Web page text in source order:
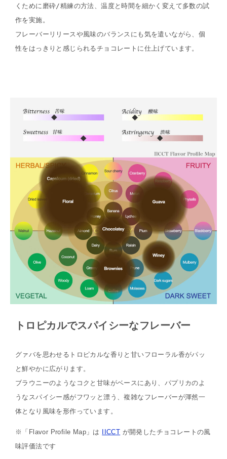
くために磨砕/精練の方法、温度と時間を細かく変えて多数の試
作を実施。
フレーバーリリースや風味のバランスにも気を遣いながら、個
性をはっきりと感じられるチョコレートに仕上げています。
トロピカルでスパイシーなフレーバー
グァバを思わせるトロピカルな香りと甘いフローラル香がパッ
と鮮やかに広がります。
ブラウニーのようなコクと甘味がベースにあり、パプリカのよ
うなスパイシー感がフワッと漂う、複雑なフレーバーが渾然一
体となり風味を形作っています。
※「Flavor Profile Map」は IICCT が開発したチョコレートの風
味評価法です